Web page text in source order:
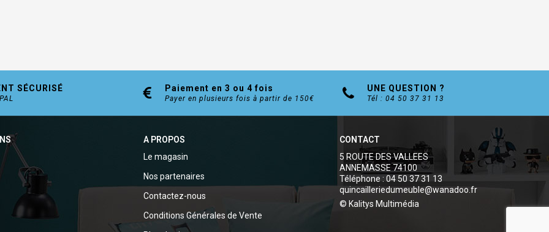
SÉCURISÉ Paiement en 3 ou 4 fois
Payer en plusieurs fois à partir de 150€
UNE QUESTION ?
Tél : 04 50 37 31 13
A PROPOS
Le magasin
Nos partenaires
Contactez-nous
Conditions Générales de Vente
CONTACT
5 ROUTE DES VALLEES
ANNEMASSE 74100
Téléphone : 04 50 37 31 13
quincailleriedumeuble@wanadoo.fr
© Kalitys Multimédia